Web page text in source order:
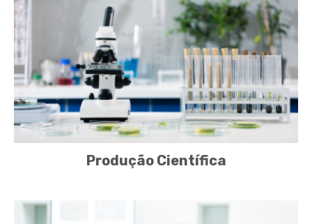
Produção Científica